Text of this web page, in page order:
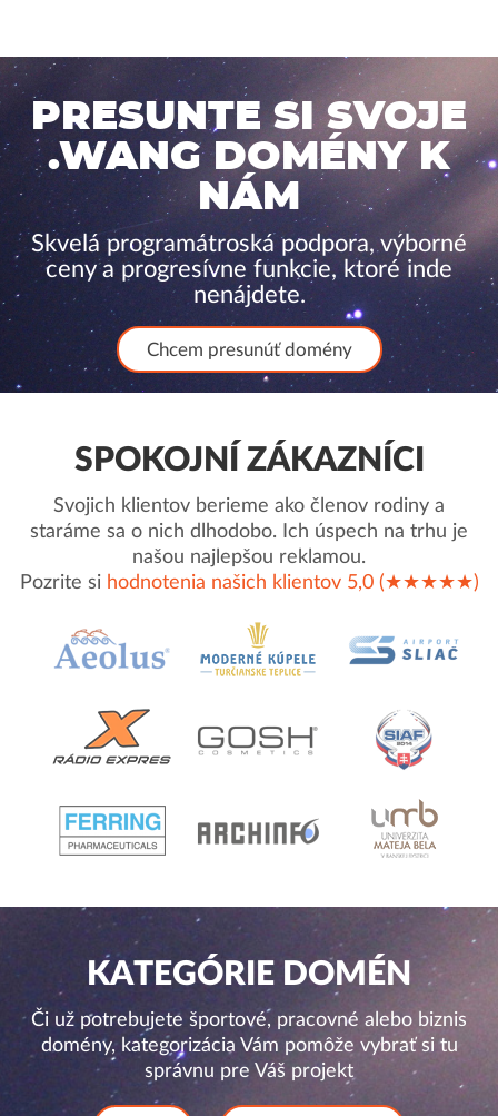
PRESUNTE SI SVOJE
.WANG DOMÉNY K
NÁM
Skvelá programátroská podpora, výborné
ceny a progresívne funkcie, ktoré inde
nenájdete.
Chcem presunúť domény
SPOKOJNÍ ZÁKAZNÍCI
Svojich klientov berieme ako členov rodiny a
staráme sa o nich dlhodobo. Ich úspech na trhu je
našou najlepšou reklamou.
Pozrite si hodnotenia našich klientov 5,0 (★★★★★)
KATEGÓRIE DOMÉN
Či už potrebujete športové, pracovné alebo biznis
domény, kategorizácia Vám pomôže vybrať si tu
správnu pre Váš projekt